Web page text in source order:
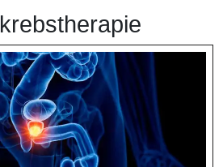
krebstherapie